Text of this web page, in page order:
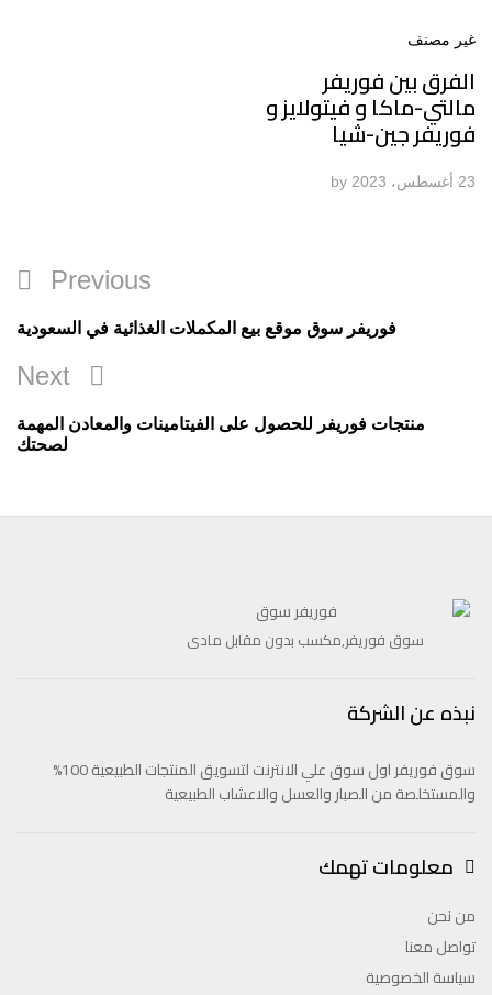
غير مصنف
الفرق بين فوريفر
مالتي-ماكا و فيتولايز و
فوريفر جين-شيا
23 أغسطس، 2023
المقالات
Previous
Post
Previous
فوريفر سوق موقع بيع المكملات الغذائية في السعودية
Next
Post
Next
منتجات فوريفر للحصول على الفيتامينات والمعادن المهمة
لصحتك
سوق فوريفر,مكسب بدون مقابل مادى
نبذه عن الشركة
سوق فوريفر اول سوق علي الانترنت لتسويق المنتجات الطبيعية 100%
والمستخلصة من الصبار والعسل والاعشاب الطبيعية
معلومات تهمك
من نحن
تواصل معنا
سياسة الخصوصية